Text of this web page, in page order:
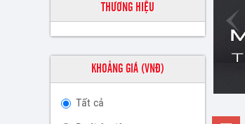
THƯƠNG HIỆU
KHOẢNG GIÁ (VNĐ)
Tất cả